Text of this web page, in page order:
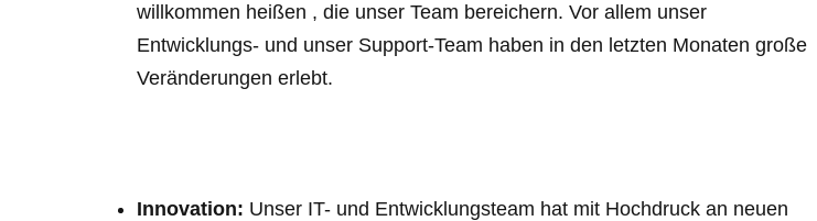
willkommen heißen , die unser Team bereichern. Vor allem unser
Entwicklungs- und unser Support-Team haben in den letzten Monaten große
Veränderungen erlebt.
Innovation: Unser IT- und Entwicklungsteam hat mit Hochdruck an neuen